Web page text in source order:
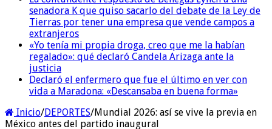
senadora K que quiso sacarlo del debate de la Ley de
Tierras por tener una empresa que vende campos a
extranjeros
«Yo tenía mi propia droga, creo que me la habían
regalado»: qué declaró Candela Arizaga ante la
justicia
Declaró el enfermero que fue el último en ver con
vida a Maradona: «Descansaba en buena forma»
Inicio/DEPORTES/Mundial 2026: así se vive la previa en
México antes del partido inaugural